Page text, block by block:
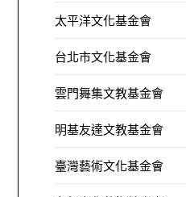
太平洋文化基金會
台北市文化基金會
雲門舞集文教基金會
明基友達文教基金會
臺灣藝術文化基金會